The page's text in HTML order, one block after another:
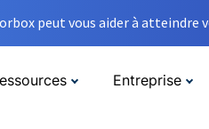
peut vous aider à atteindre
Entreprise